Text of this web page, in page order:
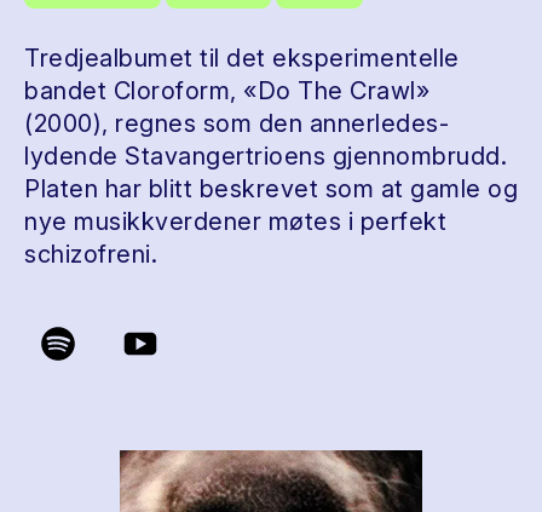
Tredjealbumet til det eksperimentelle
bandet Cloroform, «Do The Crawl»
(2000), regnes som den annerledes-
lydende Stavangertrioens gjennombrudd.
Platen har blitt beskrevet som at gamle og
nye musikkverdener møtes i perfekt
schizofreni.